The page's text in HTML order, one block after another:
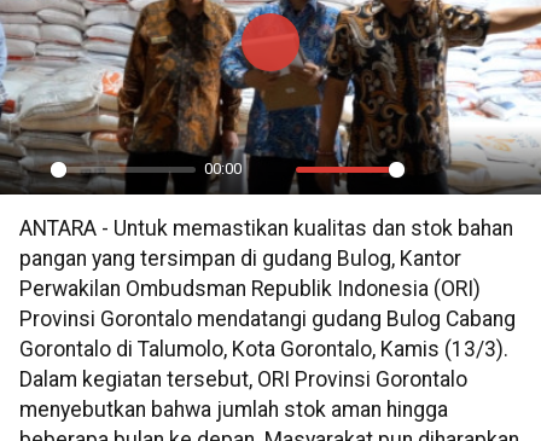
Play
00:00
Mute Settings
PIP
Play
ANTARA - Untuk memastikan kualitas dan stok bahan
pangan yang tersimpan di gudang Bulog, Kantor
Perwakilan Ombudsman Republik Indonesia (ORI)
Provinsi Gorontalo mendatangi gudang Bulog Cabang
Gorontalo di Talumolo, Kota Gorontalo, Kamis (13/3).
Dalam kegiatan tersebut, ORI Provinsi Gorontalo
menyebutkan bahwa jumlah stok aman hingga